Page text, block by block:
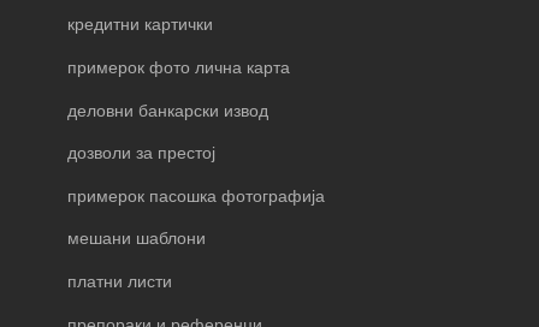
кредитни картички
примерок фото лична карта
деловни банкарски извод
дозволи за престој
примерок пасошка фотографија
мешани шаблони
платни листи